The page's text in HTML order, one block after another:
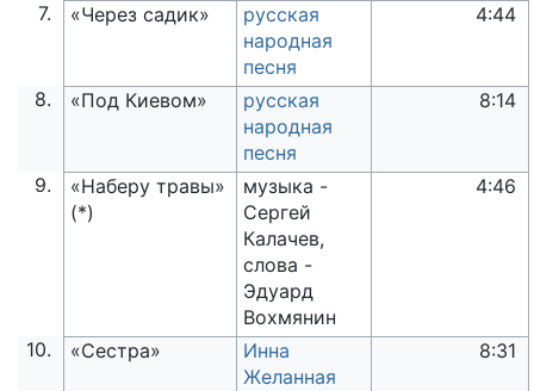
7. «Через садик»
русская
народная
песня
4:44
8. «Под Киевом»
русская
народная
песня
8:14
9.
«Наберу травы»
(*)
музыка -
Сергей
Калачев,
слова -
Эдуард
Вохмянин
4:46
10. «Сестра»
Инна
Желанная
8:31